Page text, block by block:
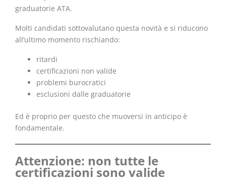
graduatorie ATA.
Molti candidati sottovalutano questa novità e si riducono
all’ultimo momento rischiando:
ritardi
certificazioni non valide
problemi burocratici
esclusioni dalle graduatorie
Ed è proprio per questo che muoversi in anticipo è
fondamentale.
Attenzione: non tutte le
certificazioni sono valide